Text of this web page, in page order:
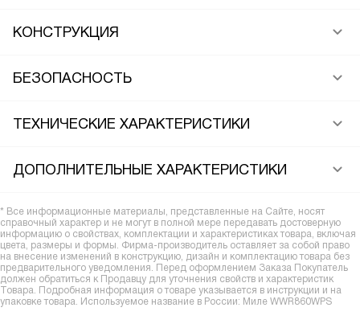
КОНСТРУКЦИЯ
БЕЗОПАСНОСТЬ
ТЕХНИЧЕСКИЕ ХАРАКТЕРИСТИКИ
ДОПОЛНИТЕЛЬНЫЕ ХАРАКТЕРИСТИКИ
* Все информационные материалы, представленные на Сайте, носят
справочный характер и не могут в полной мере передавать достоверную
информацию о свойствах, комплектации и характеристиках товара, включая
цвета, размеры и формы. Фирма-производитель оставляет за собой право
на внесение изменений в конструкцию, дизайн и комплектацию товара без
предварительного уведомления. Перед оформлением Заказа Покупатель
должен обратиться к Продавцу для уточнения свойств и характеристик
Товара. Подробная информация о товаре указывается в инструкции и на
упаковке товара. Используемое название в России: Миле WWR860WPS